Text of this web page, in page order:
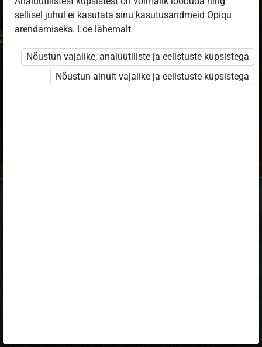
Sisene Opiqusse
Vali, kuidas end tuvastada
eKool
Stuudium
Opiq
HarID
sellisel juhul ei kasutata sinu kasutusandmeid Opiqu
arendamiseks. Loe lähemalt
Nõustun vajalike, analüütiliste ja eelistuste küpsistega
Nõustun ainult vajalike ja eelistuste küpsistega